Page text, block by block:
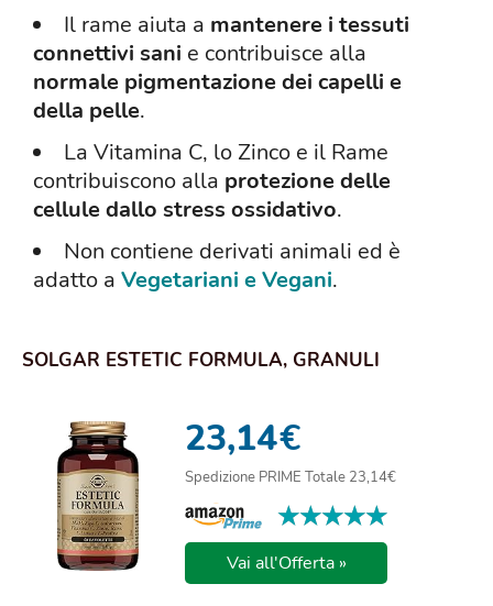
Il rame aiuta a mantenere i tessuti
connettivi sani e contribuisce alla
normale pigmentazione dei capelli e
della pelle.
La Vitamina C, lo Zinco e il Rame
contribuiscono alla protezione delle
cellule dallo stress ossidativo.
Non contiene derivati animali ed è
adatto a Vegetariani e Vegani.
SOLGAR ESTETIC FORMULA, GRANULI
23,14€
Spedizione PRIME Totale 23,14€
★★★★★
★★★★★
Vai all'Offerta »